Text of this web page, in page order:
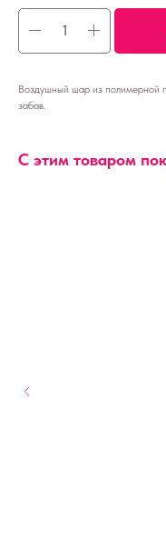
Воздушный шар из полимерной
забав.
С этим товаром